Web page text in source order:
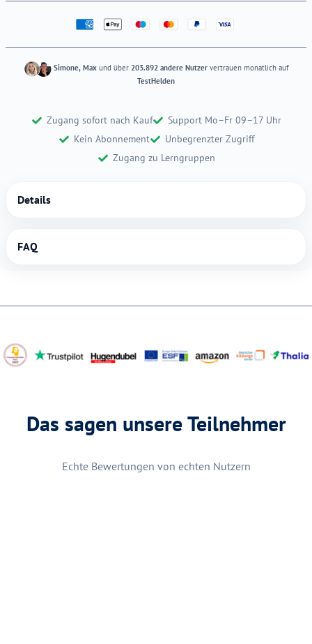
Simone, Maxund über 203.892 andere Nutzervertrauen monatlich auf
TestHelden
Zugang sofort nach Kauf
Support Mo–Fr 09–17 Uhr
Kein Abonnement
Unbegrenzter Zugriff
Zugang zu Lerngruppen
Details
FAQ
Das sagen unsere Teilnehmer
Echte Bewertungen von echten Nutzern